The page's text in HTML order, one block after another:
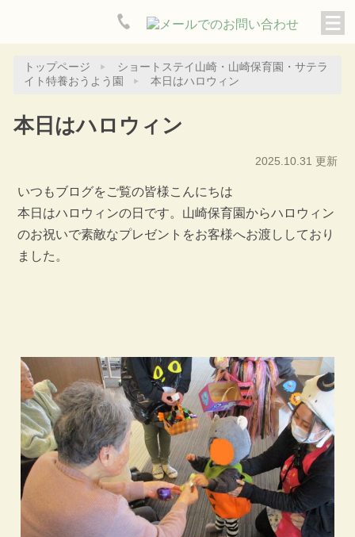
トップページ
ショートステイ山崎・山崎保育園・サテラ
イト特養おうよう園
本日はハロウィン
本日はハロウィン
2025.10.31 更新
いつもブログをご覧の皆様こんにちは
本日はハロウィンの日です。山崎保育園からハロウィン
のお祝いで素敵なプレゼントをお客様へお渡ししており
ました。